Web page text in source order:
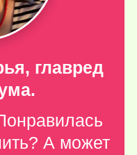
главред
А может